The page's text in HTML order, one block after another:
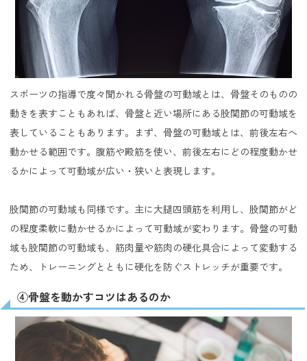
スポーツの指導で度々聞かれる骨盤の可動域とは、骨盤そのものの
動きを表すこともあれば、骨盤と近い場所にある股関節の可動域を
表していることもあります。まず、骨盤の可動域とは、前後左右へ
動かせる範囲です。腹筋や殿筋を使い、前後左右にどの程度動かせ
るかによって可動域が広い・狭いと表現します。
股関節の可動域も同様です。主に大腿四頭筋を利用し、股関節がど
の程度柔軟に動かせるかによって可動域が変わります。骨盤の可動
域も股関節の可動域も、筋肉量や筋肉の硬化具合によって変動する
ため、トレーニングとともに硬化を防ぐストレッチが重要です。
④骨盤を動かすコツはあるのか